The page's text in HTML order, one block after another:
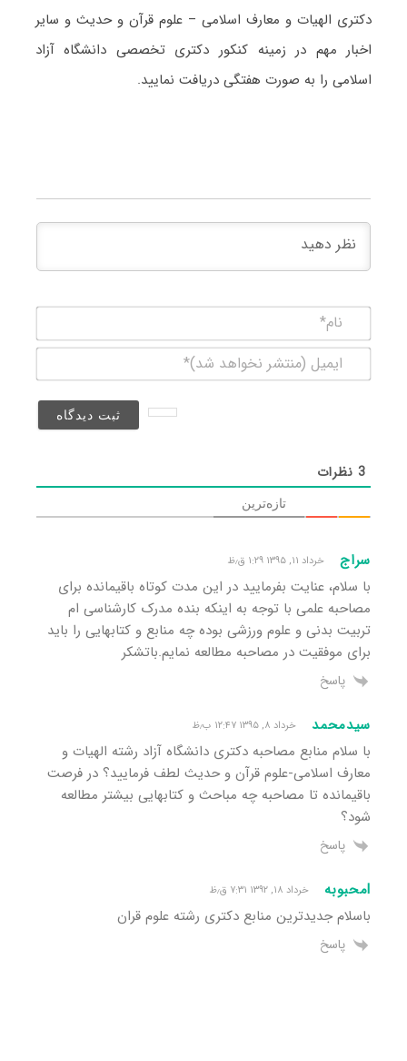
دکتری الهیات و معارف اسلامی – علوم قرآن و حدیث و سایر
اخبار مهم در زمینه کنکور دکتری تخصصی دانشگاه آزاد
اسلامی را به صورت هفتگی دریافت نمایید.
(منتشر
3 نظرات
تازه‌ترین
سراج خرداد ۱۱, ۱۳۹۵ ۱:۲۹ ق٫ظ
با سلام، عنایت بفرمایید در این مدت کوتاه باقیمانده براى
مصاحبه علمى با توجه به اینکه بنده مدرک کارشناسى ام
تربیت بدنى و علوم ورزشى بوده چه منابع و کتابهایى را باید
براى موفقیت در مصاحبه مطالعه نمایم.باتشکر
پاسخ
سیدمحمد خرداد ۸, ۱۳۹۵ ۱۲:۴۷ ب٫ظ
با سلام منابع مصاحبه دکتری دانشگاه آزاد رشته الهیات و
معارف اسلامی-علوم قرآن و حدیث لطف فرمایید؟ در فرصت
باقیمانده تا مصاحبه چه مباحث و کتابهایی بیشتر مطالعه
شود؟
پاسخ
lمحبوبه خرداد ۱۸, ۱۳۹۲ ۷:۳۱ ق٫ظ
باسلام جدیدترین منابع دکتری رشته علوم قران
پاسخ